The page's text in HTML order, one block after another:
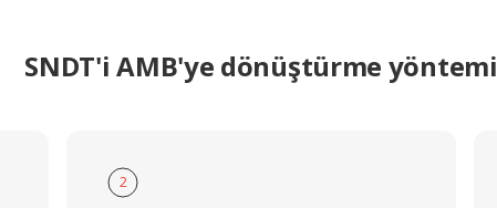
SNDT'i AMB'ye dönüştürme yöntemi
2